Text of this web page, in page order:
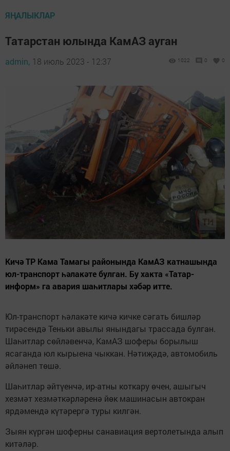
ЯҢАЛЫКЛАР
Татарстан юлында КамАЗ ауган
admin, 18 июль 2023 - 12:37 1022 0 0
Кичә ТР Кама Тамагы районында КамАЗ катнашында
юл-транспорт һәлакәте булган. Бу хакта «Татар-
информ» га авария шаһитлары хәбәр итте.
Юл-транспорт һәлакәте кичә кичке сәгать бишләр
тирәсендә Теньки авылы янындагы трассада булган.
Шаһитлар сөйләвенчә, КамАЗ шоферы борылыш
ясаганда юл кырыена чыккан. Нәтиҗәдә, автомобиль
әйләнеп төшә.
Шаһитлар әйтүенчә, ир-атны коткару өчен, ашыгыч
хезмәт хезмәткәрләренә йөк машинасын автокран
ярдәмендә күтәрергә туры килгән.
Зыян күргән шоферны санавиация вертолетында алып
китәләр.